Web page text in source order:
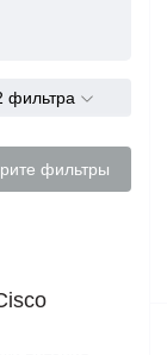
фильтра
фильтры